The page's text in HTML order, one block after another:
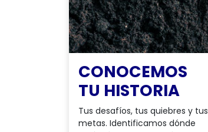
CONOCEMOS
TU HISTORIA
Tus desafíos, tus quiebres y tus
metas. Identificamos dónde